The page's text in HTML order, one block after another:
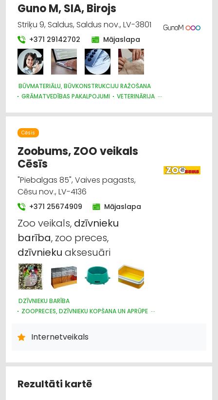
Guno M, SIA, Birojs
Striķu 9, Saldus, Saldus nov., LV-3801
+371 29142702 Mājaslapa
BŪVMATERIĀLU, BŪVKONSTRUKCIJU RAŽOŠANA
GRĀMATVEDĪBAS PAKALPOJUMI
VETERINĀRIJA
DZĪVNIEKU BARĪBA
Cēsis
Zoobums, ZOO veikals
Cēsīs
"Piebalgas 85", Vaives pagasts,
Cēsu nov., LV-4136
+371 25674909 Mājaslapa
Zoo veikals, dzīvnieku
barība, zoo preces,
dzīvnieku aksesuāri
DZĪVNIEKU BARĪBA
ZOOPRECES, DZĪVNIEKU KOPŠANA UN APRŪPE
Internetveikals
Rezultāti kartē